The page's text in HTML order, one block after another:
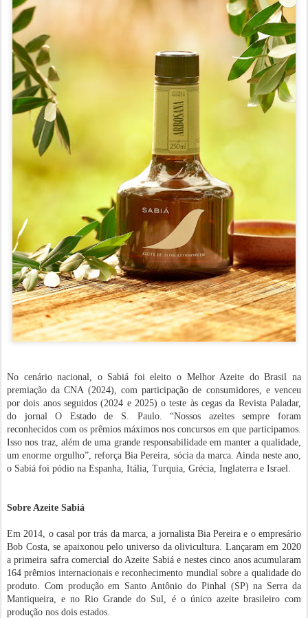
No cenário nacional, o Sabiá foi eleito o Melhor Azeite do Brasil na
premiação da CNA (2024), com participação de consumidores, e venceu
por dois anos seguidos (2024 e 2025) o teste às cegas da Revista Paladar,
do jornal O Estado de S. Paulo. “Nossos azeites sempre foram
reconhecidos com os prêmios máximos nos concursos em que participamos.
Isso nos traz, além de uma grande responsabilidade em manter a qualidade,
um enorme orgulho”, reforça Bia Pereira, sócia da marca. Ainda neste ano,
o Sabiá foi pódio na Espanha, Itália, Turquia, Grécia, Inglaterra e Israel.
Sobre Azeite Sabiá
Em 2014, o casal por trás da marca, a jornalista Bia Pereira e o empresário
Bob Costa, se apaixonou pelo universo da olivicultura. Lançaram em 2020
a primeira safra comercial do Azeite Sabiá e nestes cinco anos acumularam
164 prêmios internacionais e reconhecimento mundial sobre a qualidade do
produto. Com produção em Santo Antônio do Pinhal (SP) na Serra da
Mantiqueira, e no Rio Grande do Sul, é o único azeite brasileiro com
produção nos dois estados.